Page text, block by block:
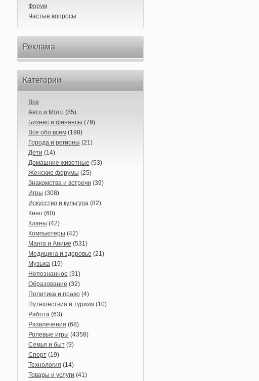
Форум
Частые вопросы
Реклама
Категории
Все
Авто и Мото(85)
Бизнес и финансы (79)
Все обо всем(198)
Города и регионы (21)
Дети (14)
Домашние животные (53)
Женские форумы (25)
Знакомства и встречи (39)
Игры (308)
Искусство и культура(82)
Кино(60)
Кланы (42)
Компьютеры (42)
Манга и Аниме (531)
Медицина и здоровье (21)
Музыка(19)
Непознанное (31)
Образование (32)
Политика и право(4)
Путешествия и туризм(10)
Работа(63)
Развлечения (68)
Ролевые игры (4358)
Семья и быт(9)
Спорт(19)
Технология (14)
Товары и услуги (41)